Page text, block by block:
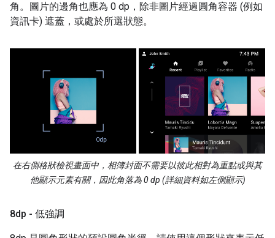
角。圖片的邊角也應為 0 dp，除非圖片經過圓角容器 (例如
資訊卡) 遮蓋，或處於所選狀態。
在右側格狀檢視畫面中，相簿封面不需要以彼此相對為重點或與其
他顯示元素有關，因此角落為 0 dp (詳細資料如左側顯示)
8dp - 低強調